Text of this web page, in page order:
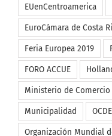
EUenCentroamerica
EuroCámara de Costa
Feria Europea 2019
FORO ACCUE
Ministerio de
Municipalidad OCDE